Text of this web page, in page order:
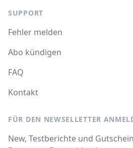
SUPPORT
Fehler melden
Abo kündigen
FAQ
Kontakt
FÜR DEN NEWSELLETTER
New, Testberichte und